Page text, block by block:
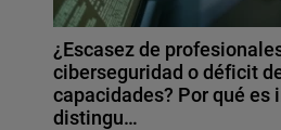
¿Escasez de
ciberseguridad o déficit
capacidades? Por qué es
distingu…